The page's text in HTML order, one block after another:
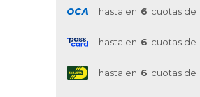
hasta en 6 cuotas de
hasta en 6 cuotas de
hasta en 6 cuotas de